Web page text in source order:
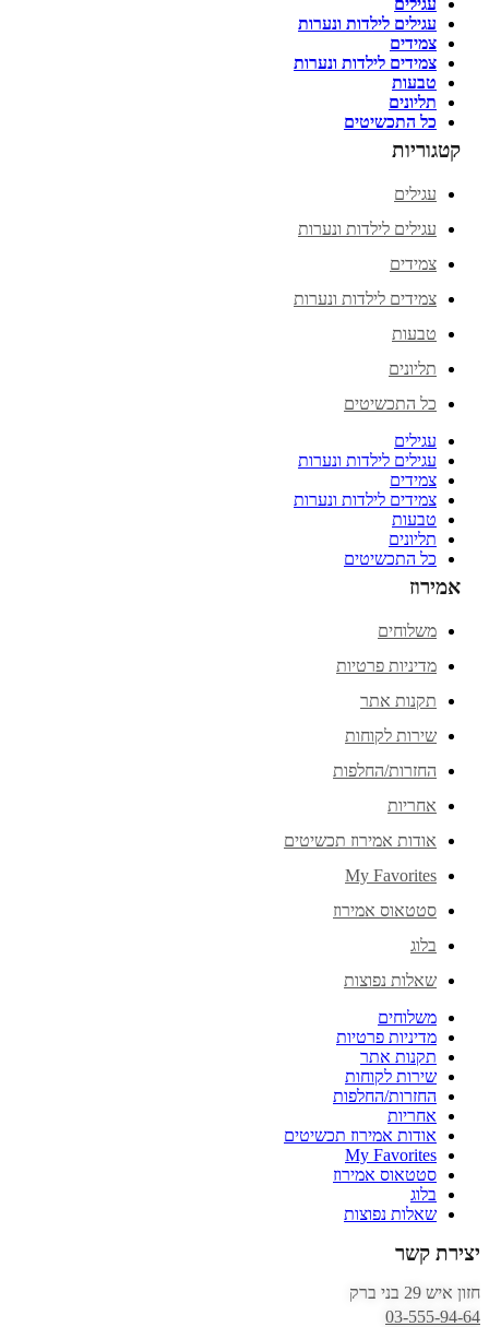
עגילים
עגילים לילדות ונערות
צמידים
צמידים לילדות ונערות
טבעות
תליונים
כל התכשיטים
קטגוריות
עגילים
עגילים לילדות ונערות
צמידים
צמידים לילדות ונערות
טבעות
תליונים
כל התכשיטים
עגילים
עגילים לילדות ונערות
צמידים
צמידים לילדות ונערות
טבעות
תליונים
כל התכשיטים
אמירוז
משלוחים
מדיניות פרטיות
תקנות אתר
שירות לקוחות
החזרות/החלפות
אחריות
אודות אמירוז תכשיטים
My Favorites
סטטאוס אמירוז
בלוג
שאלות נפוצות
משלוחים
מדיניות פרטיות
תקנות אתר
שירות לקוחות
החזרות/החלפות
אחריות
אודות אמירוז תכשיטים
My Favorites
סטטאוס אמירוז
בלוג
שאלות נפוצות
יצירת קשר
חזון איש 29 בני ברק
03-555-94-64